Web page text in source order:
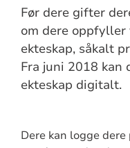
Før dere gifter
om dere
ekteskap, såkalt
Fra juni 2018 kan
ekteskap digitalt.
Dere kan logge dere